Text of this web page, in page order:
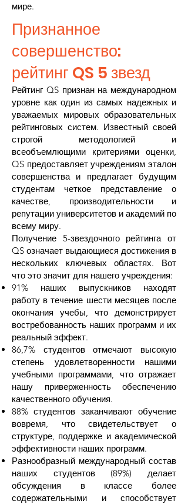
мире.
Признанное
совершенство:
рейтинг QS 5 звезд
Рейтинг QS признан на международном
уровне как один из самых надежных и
уважаемых мировых образовательных
рейтинговых систем. Известный своей
строгой методологией и
всеобъемлющими критериями оценки,
QS предоставляет учреждениям эталон
совершенства и предлагает будущим
студентам четкое представление о
качестве, производительности и
репутации университетов и академий по
всему миру.
Получение 5-звездочного рейтинга от
QS означает выдающиеся достижения в
нескольких ключевых областях. Вот
что это значит для нашего учреждения:
91% наших выпускников находят
работу в течение шести месяцев после
окончания учебы, что демонстрирует
востребованность наших программ и их
реальный эффект.
86,7% студентов отмечают высокую
степень удовлетворенности нашими
учебными программами, что отражает
нашу приверженность обеспечению
качественного обучения.
88% студентов заканчивают обучение
вовремя, что свидетельствует о
структуре, поддержке и академической
эффективности наших программ.
Разнообразный международный состав
наших студентов (89%) делает
обсуждения в классе более
содержательными и способствует